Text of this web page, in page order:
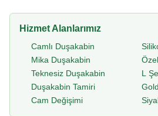
Hizmet Alanlarımız
Camlı Duşakabin
Mika Duşakabin
Teknesiz Duşakabin
Duşakabin Tamiri
Cam Değişimi
L